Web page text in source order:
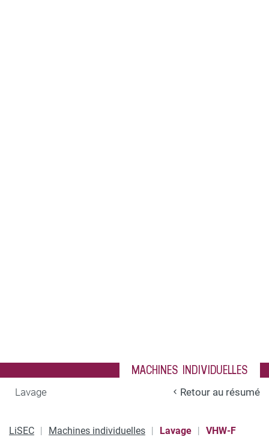
MACHINES INDIVIDUELLES
Lavage Retour au résumé
LiSEC Machines individuelles Lavage VHW-F